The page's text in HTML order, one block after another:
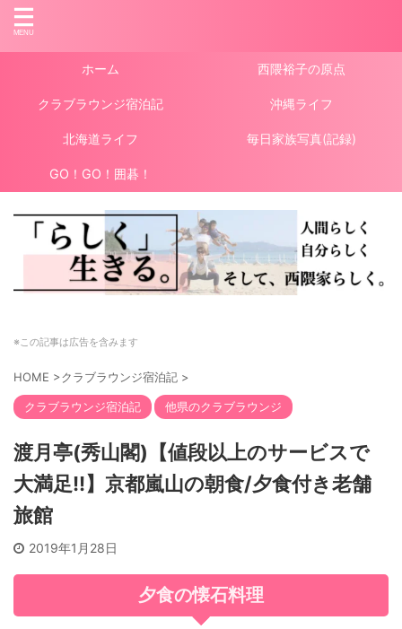
ホーム 西隈裕子の原点
クラブラウンジ宿泊記 沖縄ライフ
北海道ライフ 毎日家族写真(記録)
GO！GO！囲碁！
※この記事は広告を含みます
HOME >クラブラウンジ宿泊記 >
クラブラウンジ宿泊記 他県のクラブラウンジ
渡月亭(秀山閣)【値段以上のサービスで
大満足!!】京都嵐山の朝食/夕食付き老舗
旅館
2019年1月28日
夕食の懐石料理